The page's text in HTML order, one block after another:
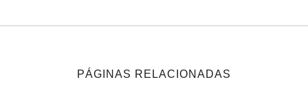
PÁGINAS RELACIONADAS